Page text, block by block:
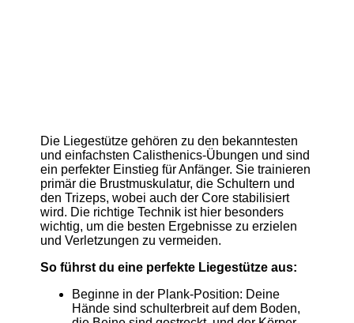
Die Liegestütze gehören zu den bekanntesten
und einfachsten Calisthenics-Übungen und sind
ein perfekter Einstieg für Anfänger. Sie trainieren
primär die Brustmuskulatur, die Schultern und
den Trizeps, wobei auch der Core stabilisiert
wird. Die richtige Technik ist hier besonders
wichtig, um die besten Ergebnisse zu erzielen
und Verletzungen zu vermeiden.
So führst du eine perfekte Liegestütze aus:
Beginne in der Plank-Position: Deine
Hände sind schulterbreit auf dem Boden,